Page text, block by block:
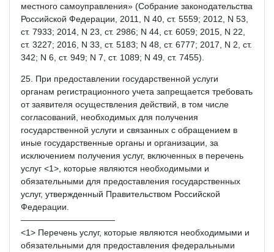
местного самоуправления» (Собрание законодательства
Российской Федерации, 2011, N 40, ст. 5559; 2012, N 53,
ст. 7933; 2014, N 23, ст. 2986; N 44, ст. 6059; 2015, N 22,
ст. 3227; 2016, N 33, ст. 5183; N 48, ст. 6777; 2017, N 2, ст.
342; N 6, ст. 949; N 7, ст. 1089; N 49, ст. 7455).
25. При предоставлении государственной услуги
органам регистрационного учета запрещается требовать
от заявителя осуществления действий, в том числе
согласований, необходимых для получения
государственной услуги и связанных с обращением в
иные государственные органы и организации, за
исключением получения услуг, включенных в перечень
услуг <1>, которые являются необходимыми и
обязательными для предоставления государственных
услуг, утвержденный Правительством Российской
Федерации.
———————————
<1> Перечень услуг, которые являются необходимыми и
обязательными для предоставления федеральными